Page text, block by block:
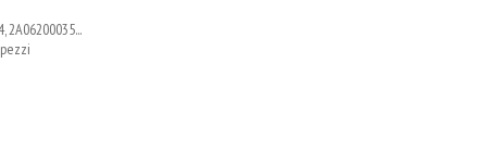
2A06200035...